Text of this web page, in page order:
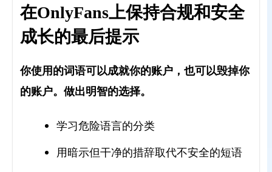
在OnlyFans上保持合规和安全
成长的最后提示
你使用的词语可以成就你的账户，也可以毁掉你
的账户。做出明智的选择。
学习危险语言的分类
用暗示但干净的措辞取代不安全的短语